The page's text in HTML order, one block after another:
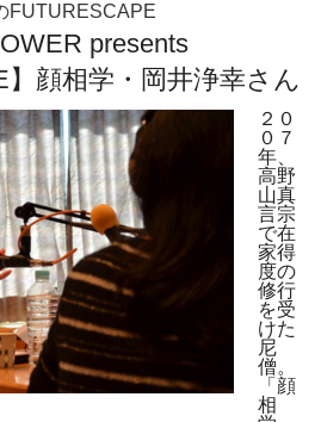
FUTURESCAPE
presents
顔相学・岡井浄幸さん
２０
０７
年、
高野
山真
言宗
で在
家得
度の
修行
を受
けた
尼
僧。
「顔
相